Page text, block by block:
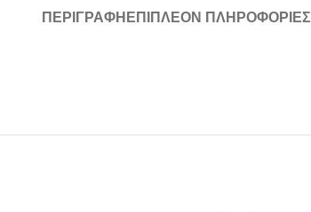
ΠΕΡΙΓΡΑΦΉ ΕΠΙΠΛΈΟΝ ΠΛΗΡΟΦΟΡΊΕΣ